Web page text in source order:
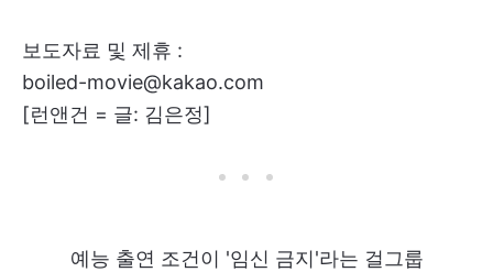
보도자료 및 제휴 :
boiled-movie@kakao.com
[런앤건 = 글: 김은정]
예능 출연 조건이 '임신 금지'라는 걸그룹